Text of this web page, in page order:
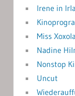
Irene in
Miss
Nadine
Nonstop
Uncut